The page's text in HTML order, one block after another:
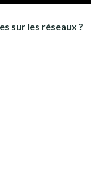
sur les réseaux ?